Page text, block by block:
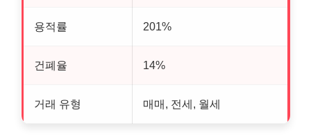
용적률 201%
건폐율 14%
거래 유형 매매, 전세, 월세